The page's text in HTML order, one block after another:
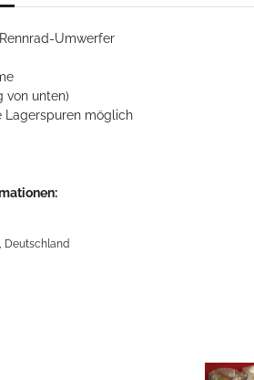
Umwerfer
von unten)
Lagerspuren möglich
Deutschland